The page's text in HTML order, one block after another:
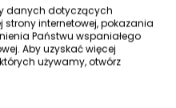
polimerowa
struktura
danych dotyczących
internetowej, pokazania
Państwu wspaniałego
Aby uzyskać więcej
używamy, otwórz